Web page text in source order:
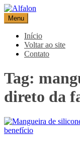
Pular
para
o
conteúdo
Alfalon
comércio e serviços
Menu
Início
Voltar ao site
Contato
Tag:
direto da